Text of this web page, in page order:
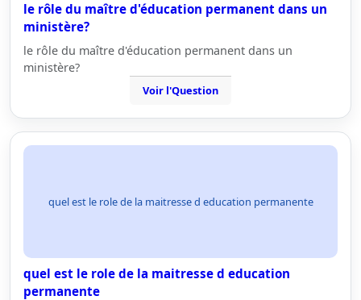
le rôle du maître d'éducation permanent dans un
ministère?
le rôle du maître d'éducation permanent dans un
ministère?
Voir l'Question
quel est le role de la maitresse d education permanente
quel est le role de la maitresse d education
permanente